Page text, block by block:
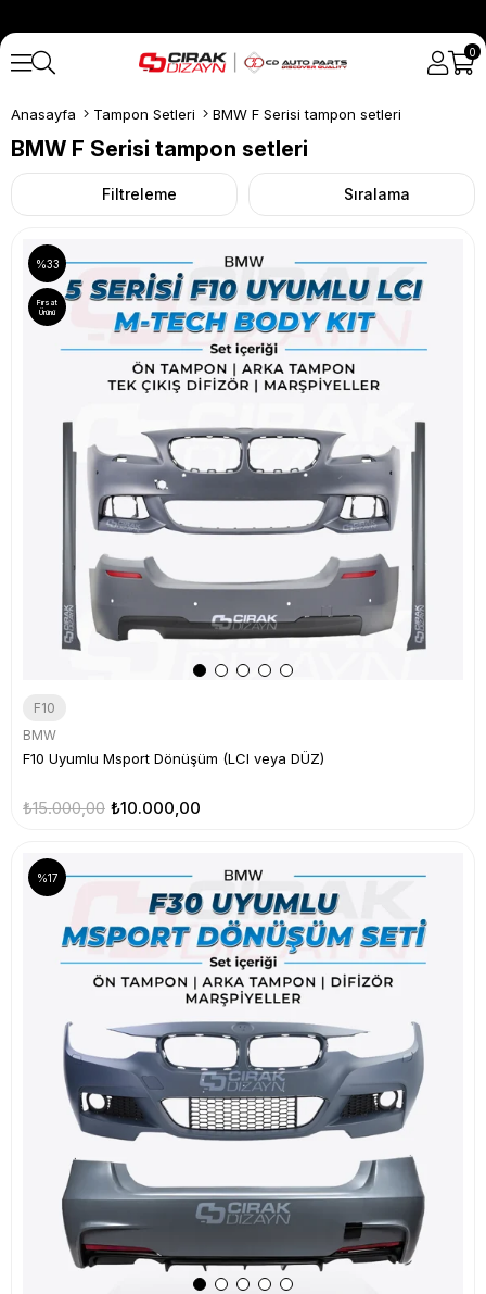
0
Anasayfa Tampon Setleri BMW F Serisi tampon setleri
BMW F Serisi tampon setleri
Filtreleme Sıralama
F10
BMW
F10 Uyumlu Msport Dönüşüm (LCI veya DÜZ)
₺10.000,00
₺15.000,00
%33
Fırsat
Ürünü
%17